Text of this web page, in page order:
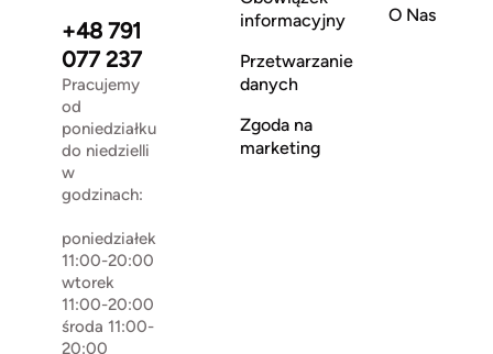
+48 791
077 237
Pracujemy
od
poniedziałku
do niedzielli
w
godzinach:
poniedziałek
11:00-20:00
wtorek
11:00-20:00
środa 11:00-
20:00
informacyjny
Przetwarzanie
danych
Zgoda na
marketing
O Nas